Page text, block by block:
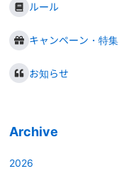
ルール
キャンペーン・特集
お知らせ
Archive
2026